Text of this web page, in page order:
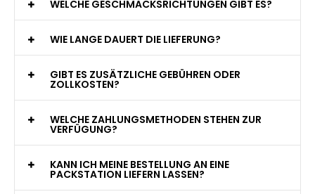
WELCHE GESCHMACKSRICHTUNGEN GIBT ES?
WIE LANGE DAUERT DIE LIEFERUNG?
GIBT ES ZUSÄTZLICHE GEBÜHREN ODER
ZOLLKOSTEN?
WELCHE ZAHLUNGSMETHODEN STEHEN ZUR
VERFÜGUNG?
KANN ICH MEINE BESTELLUNG AN EINE
PACKSTATION LIEFERN LASSEN?